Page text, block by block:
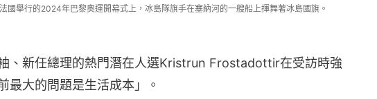
國舉行的2024年巴黎奧運開幕式上，冰島隊旗手在塞納河的一艘船上揮舞著冰島國旗。
、新任總理的熱門潛在人選Kristrun Frostadottir在受訪時強
最大的問題是生活成本」。